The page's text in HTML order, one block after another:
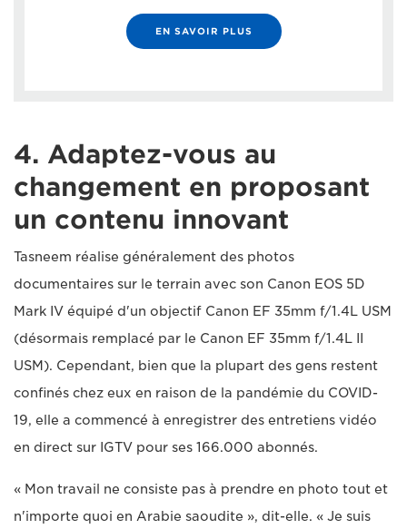
EN SAVOIR PLUS
4. Adaptez-vous au
changement en proposant
un contenu innovant
Tasneem réalise généralement des photos
documentaires sur le terrain avec son Canon EOS 5D
Mark IV équipé d'un objectif Canon EF 35mm f/1.4L USM
(désormais remplacé par le Canon EF 35mm f/1.4L II
USM). Cependant, bien que la plupart des gens restent
confinés chez eux en raison de la pandémie du COVID-
19, elle a commencé à enregistrer des entretiens vidéo
en direct sur IGTV pour ses 166.000 abonnés.
« Mon travail ne consiste pas à prendre en photo tout et
n'importe quoi en Arabie saoudite », dit-elle. « Je suis